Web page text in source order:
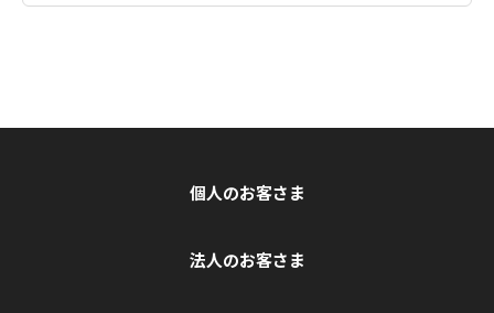
個人のお客さま
法人のお客さま